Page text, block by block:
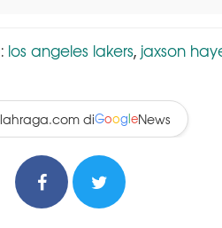
los angeles lakers, jaxson
diGoogleNews